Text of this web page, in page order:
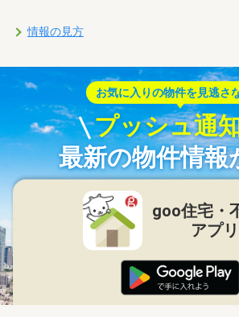
情報の見方
お気に入りの物件を見逃さ
プッシュ通
最新の物件情報
goo住宅・
アプリ